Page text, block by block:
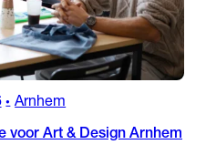
• Arnhem
voor Art & Design Arnhem